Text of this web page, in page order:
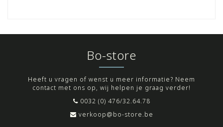
Bo-store
Heeft u vragen of wenst u meer informatie? Neem
contact met ons op, wij helpen je graag verder!
0032 (0) 476/32.64.78
verkoop@bo-store.be